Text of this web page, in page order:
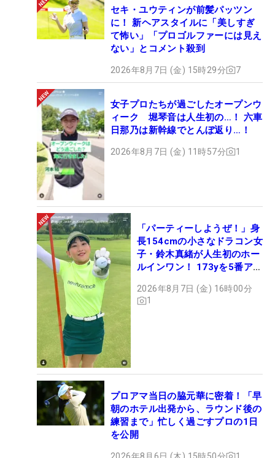
セキ・ユウティンが前髪パッツン
に！ 新ヘアスタイルに「美しすぎ
て怖い」「プロゴルファーには見え
ない」とコメント殺到
2026年8月7日 (金) 15時29分 7
女子プロたちが過ごしたオープンウ
ィーク 堀琴音は人生初の…！ 六車
日那乃は新幹線でとんぼ返り…！
2026年8月7日 (金) 11時57分 1
「パーティーしようぜ！」身
長154cmの小さなドラコン女
子・鈴木真緒が人生初のホー
ルインワン！ 173yを5番アイ
2026年8月7日 (金) 16時00分
1
プロアマ当日の脇元華に密着！「早
朝のホテル出発から、ラウンド後の
練習まで」忙しく過ごすプロの1日
を公開
2026年8月6日 (木) 15時50分 1